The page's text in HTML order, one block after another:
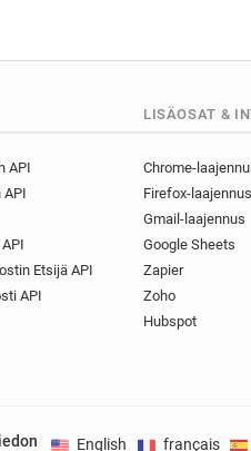
API
API
Etsijä API
API
LISÄOSAT &
Chrome-
Firefox-laajennus
Gmail-laajennus
Google Sheets
Zapier
Zoho
Hubspot
English français